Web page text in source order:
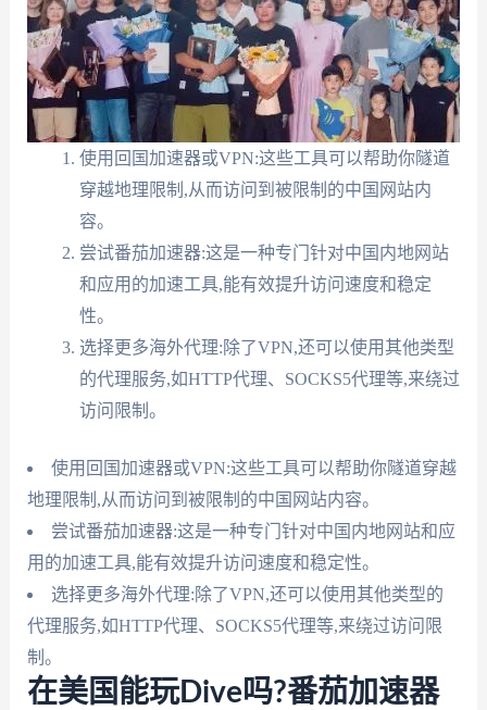
使用回国加速器或VPN:这些工具可以帮助你隧道
穿越地理限制,从而访问到被限制的中国网站内
容。
尝试番茄加速器:这是一种专门针对中国内地网站
和应用的加速工具,能有效提升访问速度和稳定
性。
选择更多海外代理:除了VPN,还可以使用其他类型
的代理服务,如HTTP代理、SOCKS5代理等,来绕过
访问限制。
使用回国加速器或VPN:这些工具可以帮助你隧道穿越
地理限制,从而访问到被限制的中国网站内容。
尝试番茄加速器:这是一种专门针对中国内地网站和应
用的加速工具,能有效提升访问速度和稳定性。
选择更多海外代理:除了VPN,还可以使用其他类型的
代理服务,如HTTP代理、SOCKS5代理等,来绕过访问限
制。
在美国能玩Dive吗?番茄加速器